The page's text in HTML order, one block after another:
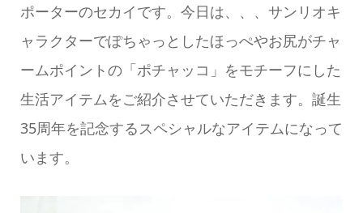
ポーターのセカイです。今日は、、、サンリオキ
ャラクターでぽちゃっとしたほっぺやお尻がチャ
ームポイントの「ポチャッコ」をモチーフにした
生活アイテムをご紹介させていただきます。誕生
35周年を記念するスペシャルなアイテムになって
います。